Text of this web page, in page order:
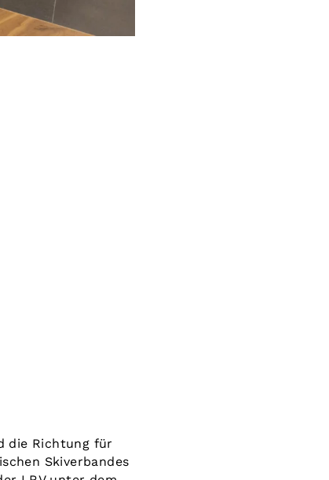
die Richtung für
Skiverbandes